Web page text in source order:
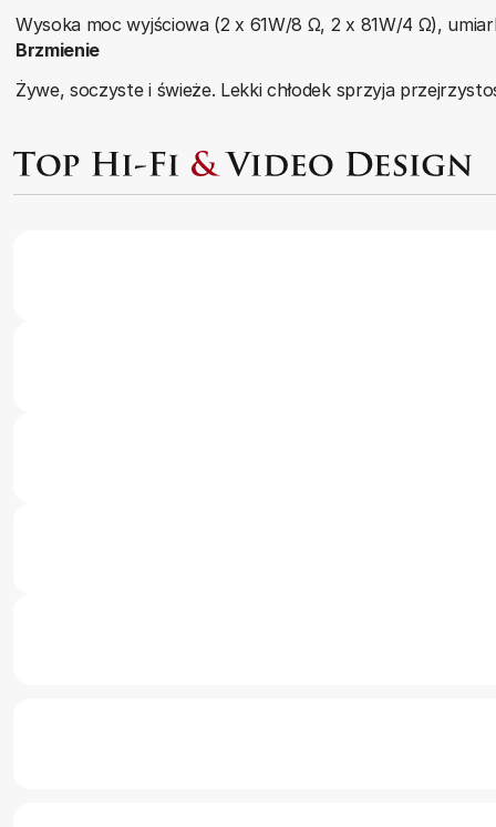
Wysoka moc wyjściowa (2 x 61W/8 Ω, 2 x 81W/4 Ω),
Brzmienie
Żywe, soczyste i świeże. Lekki chłodek sprzyja